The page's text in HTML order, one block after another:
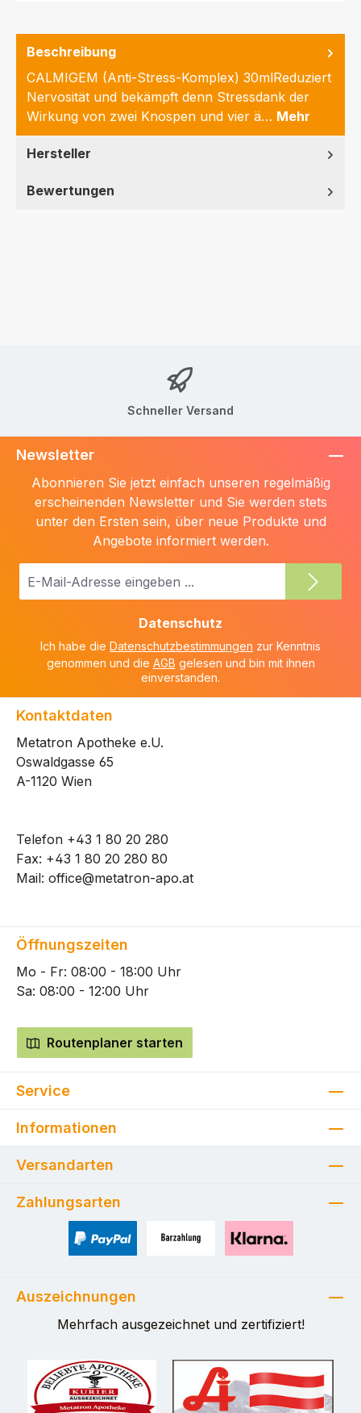
Beschreibung
CALMIGEM (Anti-Stress-Komplex) 30mlReduziert
Nervosität und bekämpft denn Stressdank der
Wirkung von zwei Knospen und vier ä… Mehr
Hersteller
Bewertungen
Schneller Versand
Newsletter
Abonnieren Sie jetzt einfach unseren regelmäßig
erscheinenden Newsletter und Sie werden stets
unter den Ersten sein, über neue Produkte und
Angebote informiert werden.
E-
Datenschutz
Ich habe die Datenschutzbestimmungen zur Kenntnis
genommen und die AGB gelesen und bin mit ihnen
einverstanden.
Kontaktdaten
Metatron Apotheke e.U.
Oswaldgasse 65
A-1120 Wien
Telefon +43 1 80 20 280
Fax: +43 1 80 20 280 80
Mail: office@metatron-apo.at
Öffnungszeiten
Mo - Fr: 08:00 - 18:00 Uhr
Sa: 08:00 - 12:00 Uhr
Routenplaner starten
Service
Informationen
Versandarten
Zahlungsarten
Auszeichnungen
Mehrfach ausgezeichnet und zertifiziert!